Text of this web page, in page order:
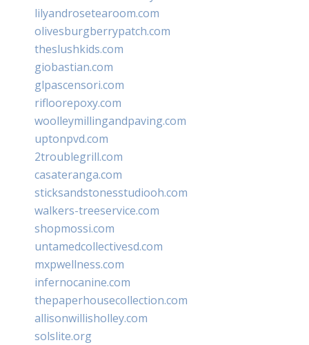
lilyandrosetearoom.com
olivesburgberrypatch.com
theslushkids.com
giobastian.com
glpascensori.com
rifloorepoxy.com
woolleymillingandpaving.com
uptonpvd.com
2troublegrill.com
casateranga.com
sticksandstonesstudiooh.com
walkers-treeservice.com
shopmossi.com
untamedcollectivesd.com
mxpwellness.com
infernocanine.com
thepaperhousecollection.com
allisonwillisholley.com
solslite.org